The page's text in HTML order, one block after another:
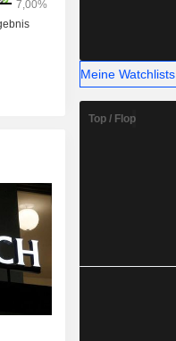
Meine Watchlists
Top / Flop